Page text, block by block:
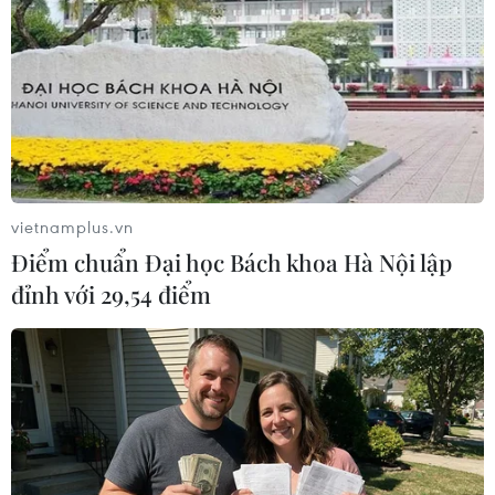
TIN LIÊN QUAN
vietnamplus.vn
Điểm chuẩn Đại học Bách khoa Hà Nội lập
đỉnh với 29,54 điểm